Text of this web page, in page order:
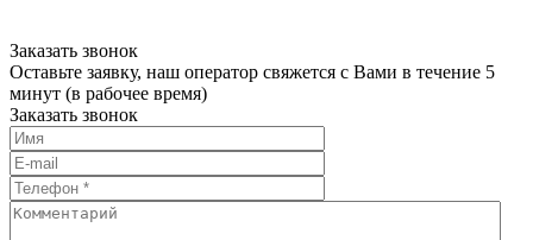
Заказать звонок
Оставьте заявку, наш оператор свяжется с Вами в течение 5
минут (в рабочее время)
Заказать звонок